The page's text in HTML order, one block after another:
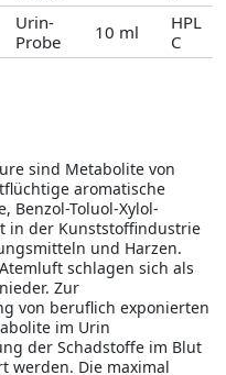
Urin-
Probe
10 ml
HPL
C
sind Metabolite von
aromatische
Benzol-Toluol-Xylol-
in der Kunststoffindustrie
und Harzen.
schlagen sich als
Zur
von beruflich exponierten
im Urin
der Schadstoffe im Blut
werden. Die maximal